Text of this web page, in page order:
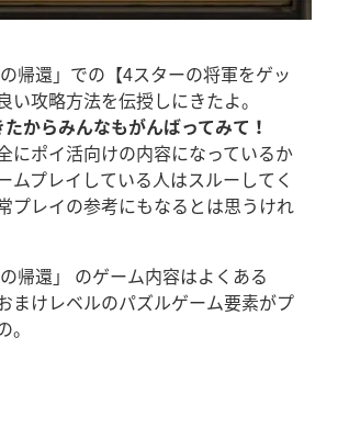
の帰還」での【4スターの将軍をゲッ
い攻略方法を伝授しにきたよ。
からみんなもがんばってみて！
にポイ活向けの内容になっているか
ムプレイしている人はスルーしてく
プレイの参考にもなるとは思うけれ
の帰還」 のゲーム内容はよくある
まけレベルのパズルゲーム要素がプ